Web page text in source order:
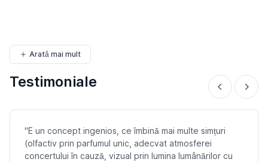
Arată mai mult
Testimoniale
"E un concept ingenios, ce îmbină mai multe simțuri
(olfactiv prin parfumul unic, adecvat atmosferei
concertului în cauză, vizual prin lumina lumânărilor cu